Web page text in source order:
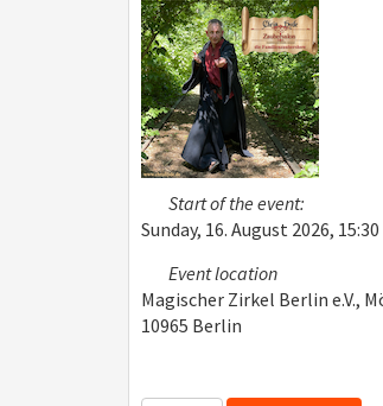
Start of the event:
Sunday, 16. August 2026, 15:30
Event location
Magischer Zirkel Berlin e.V.,
10965 Berlin